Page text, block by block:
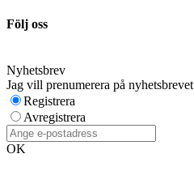
Följ oss
Nyhetsbrev
Jag vill prenumerera på nyhetsbrevet
Registrera
Avregistrera
OK